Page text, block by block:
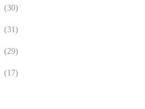
(30)
(31)
(29)
(17)